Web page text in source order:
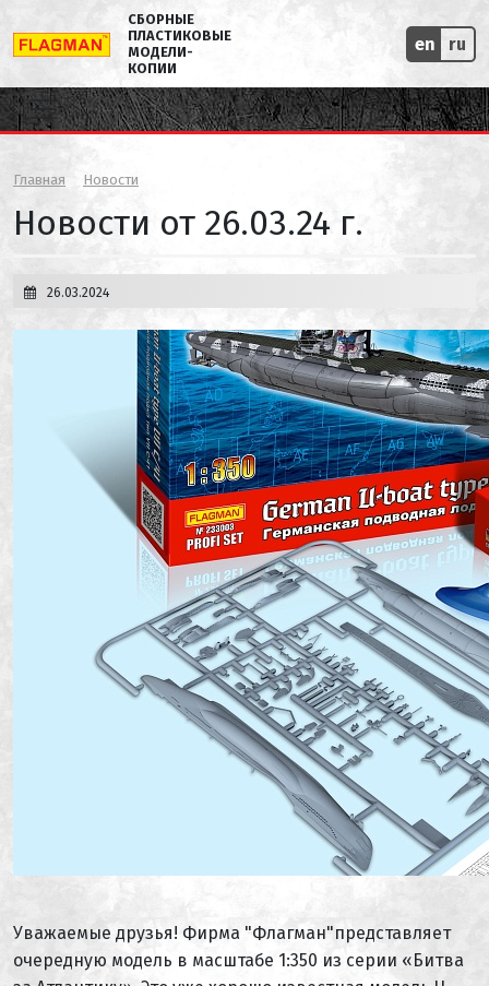
СБОРНЫЕ
ПЛАСТИКОВЫЕ
МОДЕЛИ-
КОПИИ
en ru
Главная Новости
Новости от 26.03.24 г.
26.03.2024
Уважаемые друзья! Фирма "Флагман"представляет
очередную модель в масштабе 1:350 из серии «Битва